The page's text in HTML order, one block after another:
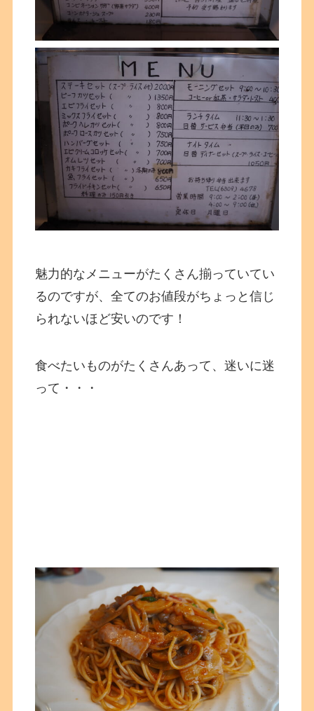
魅力的なメニューがたくさん揃っていてい
るのですが、全てのお値段がちょっと信じ
られないほど安いのです！
食べたいものがたくさんあって、迷いに迷
って・・・